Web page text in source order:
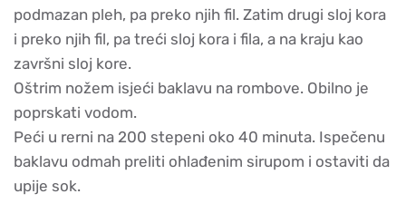
podmazan pleh, pa preko njih fil. Zatim drugi sloj kora
i preko njih fil, pa treći sloj kora i fila, a na kraju kao
završni sloj kore.
Oštrim nožem isjeći baklavu na rombove. Obilno je
poprskati vodom.
Peći u rerni na 200 stepeni oko 40 minuta. Ispečenu
baklavu odmah preliti ohlađenim sirupom i ostaviti da
upije sok.